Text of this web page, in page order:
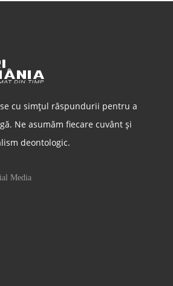
cu simțul răspundurii pentru a
Ne asumăm fiecare cuvânt și
deontologic.
Media